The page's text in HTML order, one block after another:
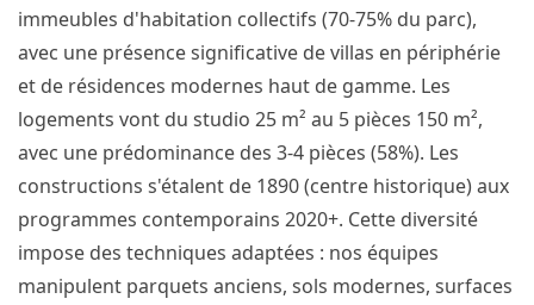
immeubles d'habitation collectifs (70-75% du parc),
avec une présence significative de villas en périphérie
et de résidences modernes haut de gamme. Les
logements vont du studio 25 m² au 5 pièces 150 m²,
avec une prédominance des 3-4 pièces (58%). Les
constructions s'étalent de 1890 (centre historique) aux
programmes contemporains 2020+. Cette diversité
impose des techniques adaptées : nos équipes
manipulent parquets anciens, sols modernes, surfaces